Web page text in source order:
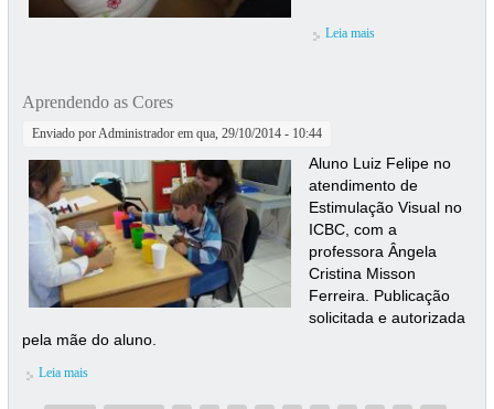
Leia mais
Aprendendo as Cores
Enviado por Administrador em qua, 29/10/2014 - 10:44
Aluno Luiz Felipe no
atendimento de
Estimulação Visual no
ICBC, com a
professora Ângela
Cristina Misson
Ferreira. Publicação
solicitada e autorizada
pela mãe do aluno.
Leia mais